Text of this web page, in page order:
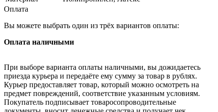
Оплата
Вы можете выбрать один из трёх вариантов оплаты:
Оплата наличными
При выборе варианта оплаты наличными, вы дожидаетесь
приезда курьера и передаёте ему сумму за товар в рублях.
Курьер предоставляет товар, который можно осмотреть на
предмет повреждений, соответствие указанным условиям.
Покупатель подписывает товаросопроводительные